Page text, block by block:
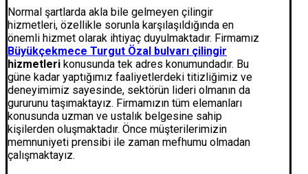
Normal şartlarda akla bile gelmeyen çilingir
hizmetleri, özellikle sorunla karşılaşıldığında en
önemli hizmet olarak ihtiyaç duyulmaktadır. Firmamız
Büyükçekmece Turgut Özal bulvarı çilingir
hizmetleri konusunda tek adres konumundadır. Bu
güne kadar yaptığımız faaliyetlerdeki titizliğimiz ve
deneyimimiz sayesinde, sektörün lideri olmanın da
gururunu taşımaktayız. Firmamızın tüm elemanları
konusunda uzman ve ustalık belgesine sahip
kişilerden oluşmaktadır. Önce müşterilerimizin
memnuniyeti prensibi ile zaman mefhumu olmadan
çalışmaktayız.